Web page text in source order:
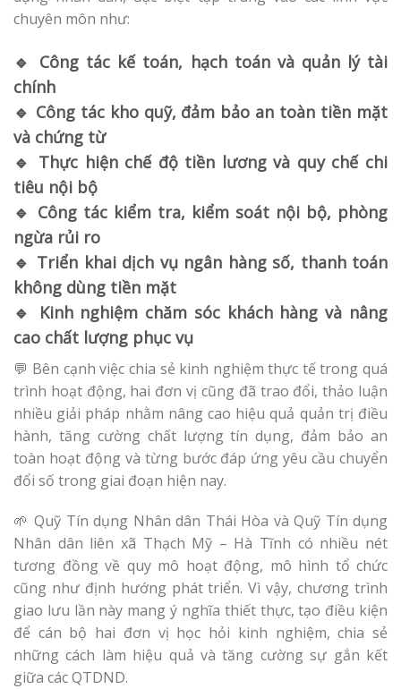
chuyên môn như:
🔹 Công tác kế toán, hạch toán và quản lý tài
chính
🔹 Công tác kho quỹ, đảm bảo an toàn tiền mặt
và chứng từ
🔹 Thực hiện chế độ tiền lương và quy chế chi
tiêu nội bộ
🔹 Công tác kiểm tra, kiểm soát nội bộ, phòng
ngừa rủi ro
🔹 Triển khai dịch vụ ngân hàng số, thanh toán
không dùng tiền mặt
🔹 Kinh nghiệm chăm sóc khách hàng và nâng
cao chất lượng phục vụ
💬 Bên cạnh việc chia sẻ kinh nghiệm thực tế trong quá
trình hoạt động, hai đơn vị cũng đã trao đổi, thảo luận
nhiều giải pháp nhằm nâng cao hiệu quả quản trị điều
hành, tăng cường chất lượng tín dụng, đảm bảo an
toàn hoạt động và từng bước đáp ứng yêu cầu chuyển
đổi số trong giai đoạn hiện nay.
🌱 Quỹ Tín dụng Nhân dân Thái Hòa và Quỹ Tín dụng
Nhân dân liên xã Thạch Mỹ – Hà Tĩnh có nhiều nét
tương đồng về quy mô hoạt động, mô hình tổ chức
cũng như định hướng phát triển. Vì vậy, chương trình
giao lưu lần này mang ý nghĩa thiết thực, tạo điều kiện
để cán bộ hai đơn vị học hỏi kinh nghiệm, chia sẻ
những cách làm hiệu quả và tăng cường sự gắn kết
giữa các QTDND.